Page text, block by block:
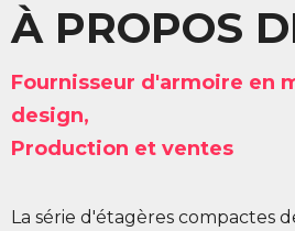
À PROPOS
Fournisseur d'armoire en
design,
Production et ventes
La série d'étagères compactes